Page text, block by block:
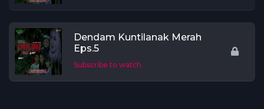
Dendam Kuntilanak Merah
Eps.5
Subscribe to watch